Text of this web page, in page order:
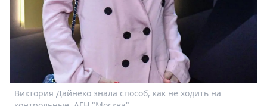
Виктория Дайнеко знала способ, как не ходить на